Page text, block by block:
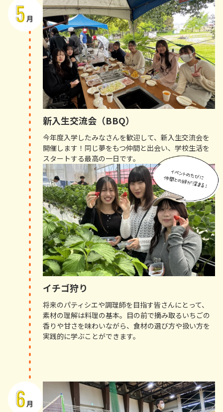
新入生交流会（BBQ）
今年度入学したみなさんを歓迎して、新入生交流会を
開催します！同じ夢をもつ仲間と出会い、学校生活を
スタートする最高の一日です。
イチゴ狩り
将来のパティシエや調理師を目指す皆さんにとって、
素材の理解は料理の基本。目の前で摘み取るいちごの
香りや甘さを味わいながら、食材の選び方や扱い方を
実践的に学ぶことができます。